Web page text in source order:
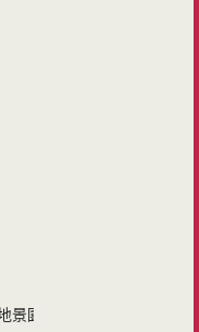
景園區免門票、超寬敞的